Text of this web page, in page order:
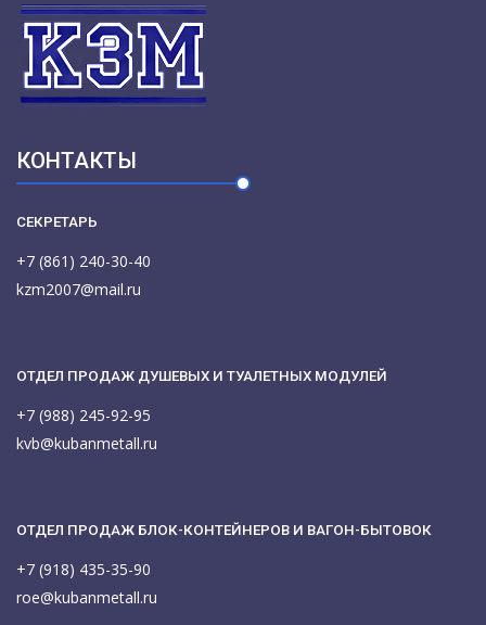
КОНТАКТЫ
СЕКРЕТАРЬ
+7 (861) 240-30-40
kzm2007@mail.ru
ОТДЕЛ ПРОДАЖ ДУШЕВЫХ И ТУАЛЕТНЫХ МОДУЛЕЙ
+7 (988) 245-92-95
kvb@kubanmetall.ru
ОТДЕЛ ПРОДАЖ БЛОК-КОНТЕЙНЕРОВ И ВАГОН-БЫТОВОК
+7 (918) 435-35-90
roe@kubanmetall.ru